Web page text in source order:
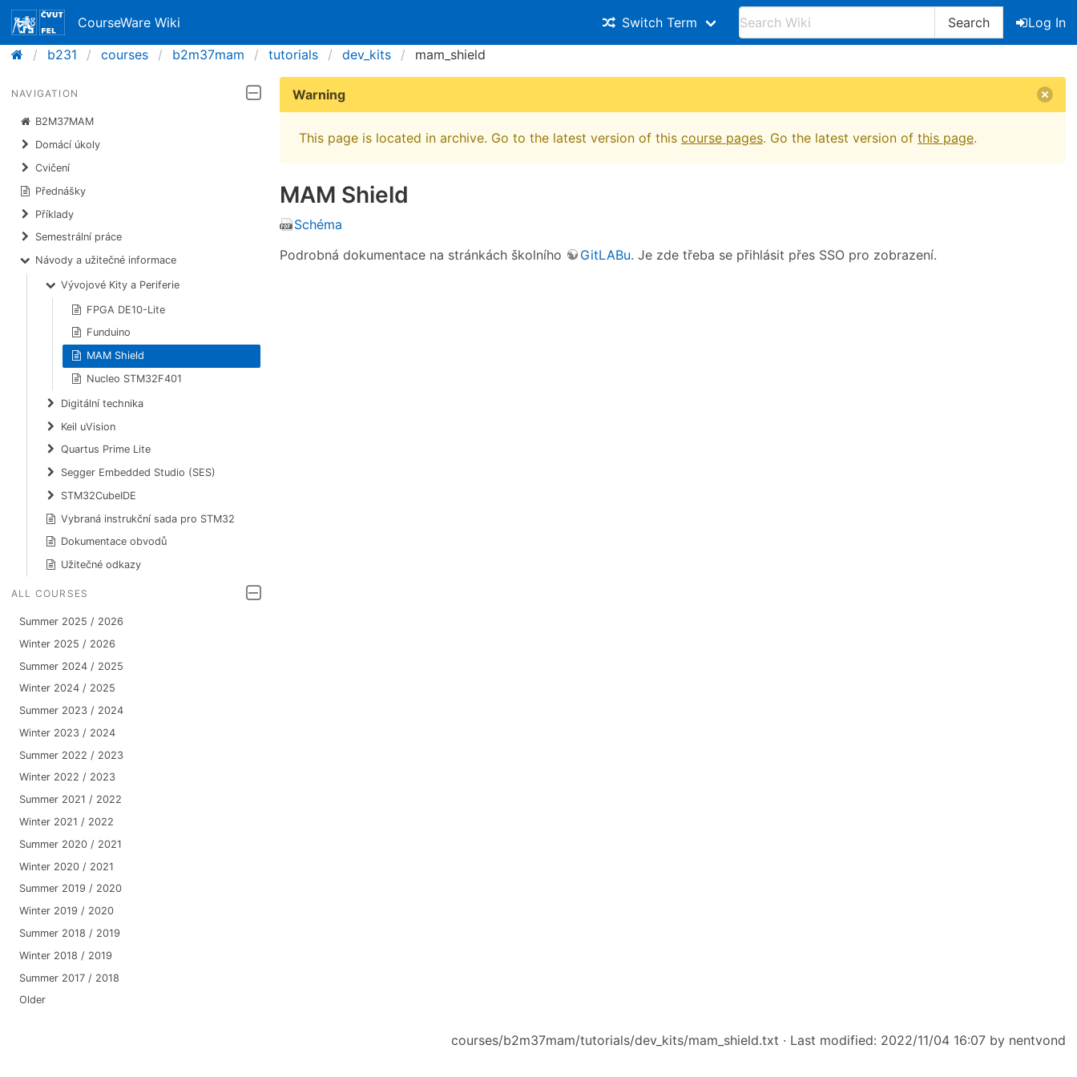
CourseWare Wiki Switch Term Search
Log In
b231
courses b2m37mam tutorials dev_kits mam_shield
NAVIGATION
B2M37MAM
Domácí úkoly
Cvičení
Přednášky
Příklady
Semestrální práce
Návody a užitečné informace
Vývojové Kity a Periferie
FPGA DE10-Lite
Funduino
MAM Shield
Nucleo STM32F401
Digitální technika
Keil uVision
Quartus Prime Lite
Segger Embedded Studio (SES)
STM32CubeIDE
Vybraná instrukční sada pro STM32
Dokumentace obvodů
Užitečné odkazy
ALL COURSES
Summer 2025 / 2026
Winter 2025 / 2026
Summer 2024 / 2025
Winter 2024 / 2025
Summer 2023 / 2024
Winter 2023 / 2024
Summer 2022 / 2023
Winter 2022 / 2023
Summer 2021 / 2022
Winter 2021 / 2022
Summer 2020 / 2021
Winter 2020 / 2021
Summer 2019 / 2020
Winter 2019 / 2020
Summer 2018 / 2019
Winter 2018 / 2019
Summer 2017 / 2018
Older
Warning
This page is located in archive. Go to the latest version of this course pages. Go the latest version of this page.
MAM Shield
Schéma
Podrobná dokumentace na stránkách školního
GitLABu. Je zde třeba se přihlásit přes SSO pro zobrazení.
courses/b2m37mam/tutorials/dev_kits/mam_shield.txt · Last modified: 2022/11/04 16:07 by nentvond